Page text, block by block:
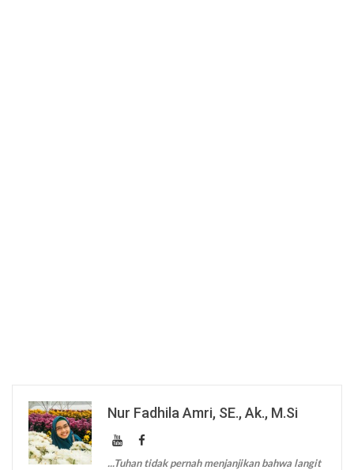
Nur Fadhila Amri, SE., Ak., M.Si
...Tuhan tidak pernah menjanjikan bahwa langit